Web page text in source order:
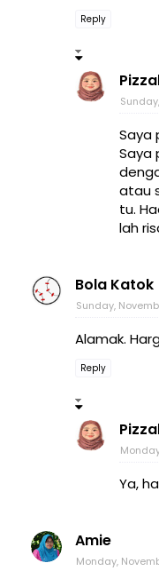
Reply
Saya
Saya
atau
tu.
lah
Bola Katok
Sunday,
Alamak.
Reply
Ya,
Amie
Monday,